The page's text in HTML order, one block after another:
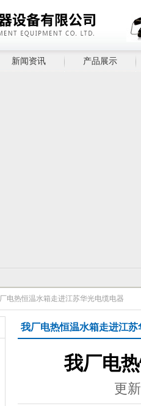
新闻资讯 产品展示
电热恒温水箱走进江苏华光电缆电器
我厂电热恒温水箱走进江苏
我厂电
更